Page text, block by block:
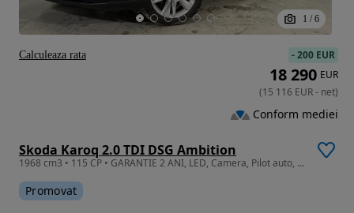
1 / 6
Skoda Karoq 2.0 TDI DSG Ambition
1968 cm3 • 115 CP • GARANTIE 2 ANI, LED, Camera, Pilot auto, Clima
Promovat
-200 EUR
18 290 EUR
(15 116 EUR- net)
Conform mediei
Calculeaza rata